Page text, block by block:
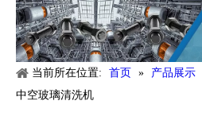
当前所在位置: 首页 » 产品展示
中空玻璃清洗机